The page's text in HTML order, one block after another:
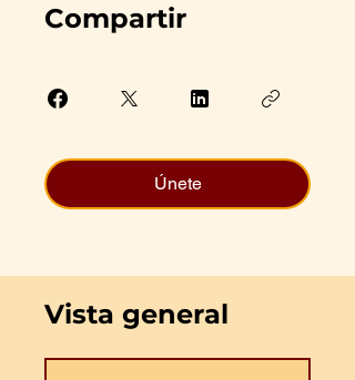
Compartir
Únete
Vista general